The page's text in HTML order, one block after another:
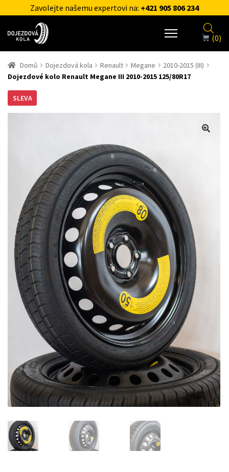
Zavolejte našemu expertovi na: +421 905 806 234
(0)
Domů Dojezdová kola Renault Megane
2010-2015 (III)
Dojezdové kolo Renault Megane III 2010-2015 125/80R17
SLEVA